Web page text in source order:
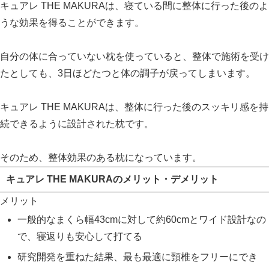
キュアレ THE MAKURAは、寝ている間に整体に行った後のよ
うな効果を得ることができます。
自分の体に合っていない枕を使っていると、整体で施術を受け
たとしても、3日ほどたつと体の調子が戻ってしまいます。
キュアレ THE MAKURAは、整体に行った後のスッキリ感を持
続できるように設計された枕です。
そのため、整体効果のある枕になっています。
キュアレ THE MAKURAのメリット・デメリット
メリット
一般的なまくら幅43cmに対して約60cmとワイド設計なの
で、寝返りも安心して打てる
研究開発を重ねた結果、最も最適に頸椎をフリーにでき